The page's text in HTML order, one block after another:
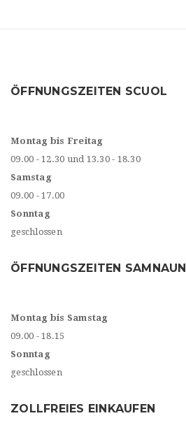
ÖFFNUNGSZEITEN SCUOL
Montag bis Freitag
09.00 - 12.30 und 13.30 - 18.30
Samstag
09.00 - 17.00
Sonntag
geschlossen
ÖFFNUNGSZEITEN SAMNAUN
Montag bis Samstag
09.00 - 18.15
Sonntag
geschlossen
ZOLLFREIES EINKAUFEN